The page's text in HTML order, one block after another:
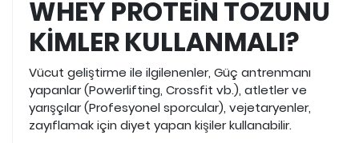
WHEY PROTEİN TOZUNU
KİMLER KULLANMALI?
Vücut geliştirme ile ilgilenenler, Güç antrenmanı
yapanlar (Powerlifting, Crossfit vb.), atletler ve
yarışçılar (Profesyonel sporcular), vejetaryenler,
zayıflamak için diyet yapan kişiler kullanabilir.